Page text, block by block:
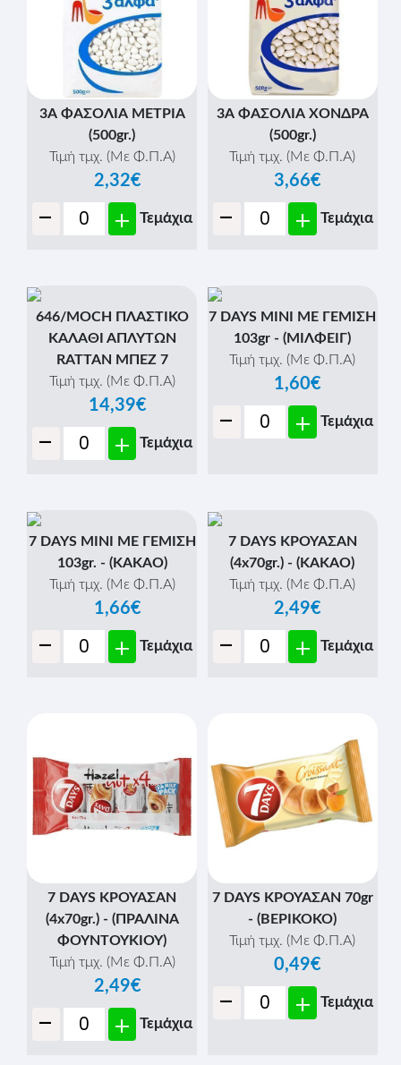
3Α ΦΑΣΟΛΙΑ ΜΕΤΡΙΑ
(500gr.)
Τιμή τμχ. (Με Φ.Π.Α)
2,32€
- + Τεμάχια
3Α ΦΑΣΟΛΙΑ ΧΟΝΔΡΑ
(500gr.)
Τιμή τμχ. (Με Φ.Π.Α)
3,66€
- + Τεμάχια
646/MOCH ΠΛΑΣΤΙΚΟ
ΚΑΛΑΘΙ ΑΠΛΥΤΩΝ
RATTAN ΜΠΕΖ 7
Τιμή τμχ. (Με Φ.Π.Α)
14,39€
- + Τεμάχια
7 DAYS MINI ΜΕ ΓΕΜΙΣΗ
103gr - (ΜΙΛΦΕΙΓ)
Τιμή τμχ. (Με Φ.Π.Α)
1,60€
- + Τεμάχια
7 DAYS MINI ΜΕ ΓΕΜΙΣΗ
103gr. - (ΚΑΚΑΟ)
Τιμή τμχ. (Με Φ.Π.Α)
1,66€
- + Τεμάχια
7 DAYS ΚΡΟΥΑΣΑΝ
(4x70gr.) - (ΚΑΚΑΟ)
Τιμή τμχ. (Με Φ.Π.Α)
2,49€
- + Τεμάχια
7 DAYS ΚΡΟΥΑΣΑΝ
(4x70gr.) - (ΠΡΑΛΙΝΑ
ΦΟΥΝΤΟΥΚΙΟΥ)
Τιμή τμχ. (Με Φ.Π.Α)
2,49€
- + Τεμάχια
7 DAYS ΚΡΟΥΑΣΑΝ 70gr
- (ΒΕΡΙΚΟΚΟ)
Τιμή τμχ. (Με Φ.Π.Α)
0,49€
- + Τεμάχια